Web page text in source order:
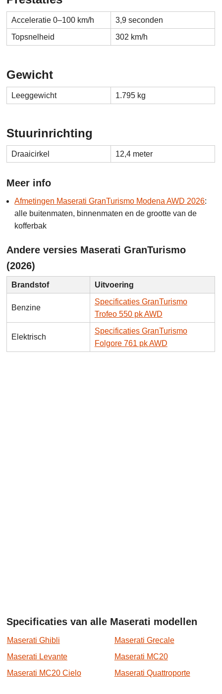
Acceleratie 0–100 km/h
3,9 seconden
Topsnelheid
302 km/h
Gewicht
Leeggewicht 1.795 kg
Stuurinrichting
Draaicirkel 12,4 meter
Meer info
Afmetingen Maserati GranTurismo Modena AWD 2026:
alle buitenmaten, binnenmaten en de grootte van de
kofferbak
Andere versies Maserati GranTurismo
(2026)
Brandstof Uitvoering
Benzine
Specificaties GranTurismo
Trofeo 550 pk AWD
Elektrisch
Specificaties GranTurismo
Folgore 761 pk AWD
Specificaties van alle Maserati modellen
Maserati Ghibli
Maserati Grecale
Maserati Levante
Maserati MC20
Maserati MC20 Cielo
Maserati Quattroporte